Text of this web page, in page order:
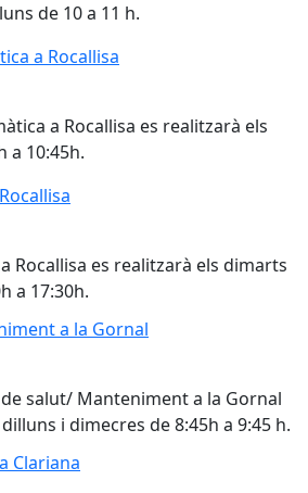
de 10 a 11 h.
a Rocallisa
a Rocallisa
a Rocallisa es realitzarà els
a 10:45h.
Rocallisa es realitzarà els dimarts
a 17:30h.
a la Gornal
a la Gornal
salut/ Manteniment a la Gornal
i dimecres de 8:45h a 9:45 h.
Clariana
Clariana